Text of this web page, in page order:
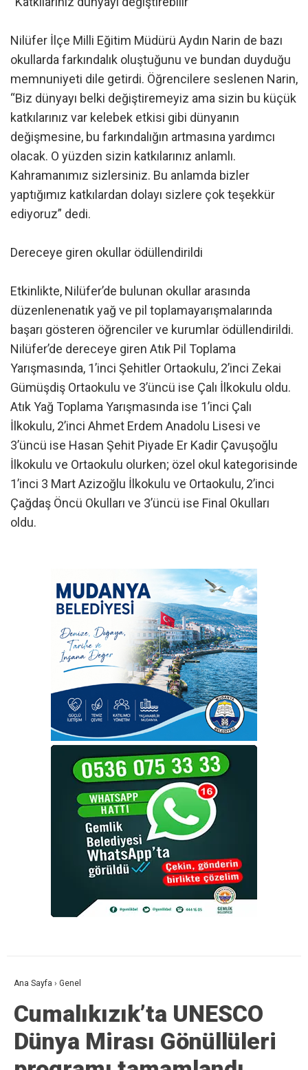
Nilüfer İlçe Milli Eğitim Müdürü Aydın Narin de bazı
okullarda farkındalık oluştuğunu ve bundan duyduğu
memnuniyeti dile getirdi. Öğrencilere seslenen Narin,
“Biz dünyayı belki değiştiremeyiz ama sizin bu küçük
katkılarınız var kelebek etkisi gibi dünyanın
değişmesine, bu farkındalığın artmasına yardımcı
olacak. O yüzden sizin katkılarınız anlamlı.
Kahramanımız sizlersiniz. Bu anlamda bizler
yaptığımız katkılardan dolayı sizlere çok teşekkür
ediyoruz” dedi.
Dereceye giren okullar ödüllendirildi
Etkinlikte, Nilüfer’de bulunan okullar arasında
düzenlenenatık yağ ve pil toplamayarışmalarında
başarı gösteren öğrenciler ve kurumlar ödüllendirildi.
Nilüfer’de dereceye giren Atık Pil Toplama
Yarışmasında, 1’inci Şehitler Ortaokulu, 2’inci Zekai
Gümüşdiş Ortaokulu ve 3’üncü ise Çalı İlkokulu oldu.
Atık Yağ Toplama Yarışmasında ise 1’inci Çalı
İlkokulu, 2’inci Ahmet Erdem Anadolu Lisesi ve
3’üncü ise Hasan Şehit Piyade Er Kadir Çavuşoğlu
İlkokulu ve Ortaokulu olurken; özel okul kategorisinde
1’inci 3 Mart Azizoğlu İlkokulu ve Ortaokulu, 2’inci
Çağdaş Öncü Okulları ve 3’üncü ise Final Okulları
oldu.
Ana Sayfa › Genel
Cumalıkızık’ta UNESCO
Dünya Mirası Gönüllüleri